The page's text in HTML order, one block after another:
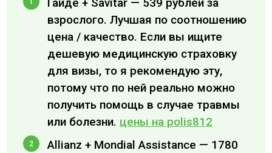
Гайде + Savitar — 539 рублей за
взрослого. Лучшая по соотношению
цена / качество. Если вы ищите
дешевую медицинскую страховку
для визы, то я рекомендую эту,
потому что по ней реально можно
получить помощь в случае травмы
или болезни. цены на polis812
Allianz + Mondial Assistance — 1780